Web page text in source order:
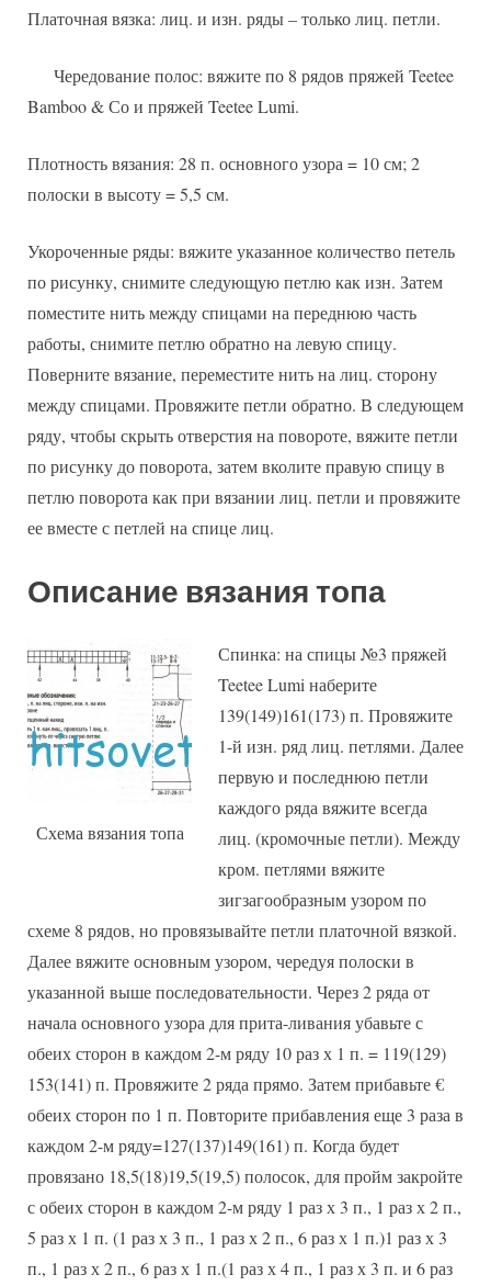
Платочная вязка: лиц. и изн. ряды – только лиц. петли.
Чередование полос: вяжите по 8 рядов пряжей Teetee
Bamboo & Со и пряжей Teetee Lumi.
Плотность вязания: 28 п. основного узора = 10 см; 2
полоски в высоту = 5,5 см.
Укороченные ряды: вяжите указанное количество петель
по рисунку, снимите следующую петлю как изн. Затем
поместите нить между спицами на переднюю часть
работы, снимите петлю обратно на левую спицу.
Поверните вязание, переместите нить на лиц. сторону
между спицами. Провяжите петли обратно. В следующем
ряду, чтобы скрыть отверстия на повороте, вяжите петли
по рисунку до поворота, затем вколите правую спицу в
петлю поворота как при вязании лиц. петли и провяжите
ее вместе с петлей на спице лиц.
Описание вязания топа
Схема вязания топа
Спинка: на спицы №3 пряжей
Teetee Lumi наберите
139(149)161(173) п. Провяжите
1-й изн. ряд лиц. петлями. Далее
первую и последнюю петли
каждого ряда вяжите всегда
лиц. (кромочные петли). Между
кром. петлями вяжите
зигзагообразным узором по
схеме 8 рядов, но провязывайте петли платочной вязкой.
Далее вяжите основным узором, чередуя полоски в
указанной выше последовательности. Через 2 ряда от
начала основного узора для прита-ливания убавьте с
обеих сторон в каждом 2-м ряду 10 раз х 1 п. = 119(129)
153(141) п. Провяжите 2 ряда прямо. Затем прибавьте €
обеих сторон по 1 п. Повторите прибавления еще 3 раза в
каждом 2-м ряду=127(137)149(161) п. Когда будет
провязано 18,5(18)19,5(19,5) полосок, для пройм закройте
с обеих сторон в каждом 2-м ряду 1 раз х 3 п., 1 раз х 2 п.,
5 раз х 1 п. (1 раз х 3 п., 1 раз х 2 п., 6 раз х 1 п.)1 раз х 3
п., 1 раз х 2 п., 6 раз х 1 п.(1 раз х 4 п., 1 раз х 3 п. и 6 раз